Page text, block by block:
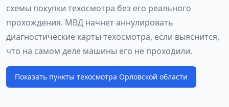
схемы покупки техосмотра без его реального
прохождения. МВД начнет аннулировать
диагностические карты техосмотра, если выяснится,
что на самом деле машины его не проходили.
Показать пункты техосмотра Орловской области